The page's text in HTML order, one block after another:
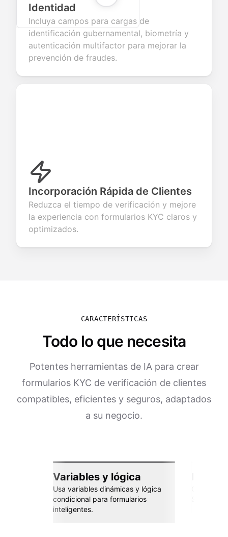
Identidad
Incluya campos para cargas de
identificación gubernamental, biometría y
autenticación multifactor para mejorar la
prevención de fraudes.
Incorporación Rápida de Clientes
Reduzca el tiempo de verificación y mejore
la experiencia con formularios KYC claros y
optimizados.
CARACTERÍSTICAS
Todo lo que necesita
Potentes herramientas de IA para crear
formularios KYC de verificación de clientes
compatibles, eficientes y seguros, adaptados
a su negocio.
Variables y lógica
Usa variables dinámicas y lógica
condicional para formularios
inteligentes.